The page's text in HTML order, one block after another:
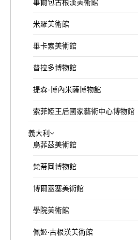
畢爾包古根漢美術館
米羅美術館
畢卡索美術館
普拉多博物館
提森-博內米薩博物館
索菲婭王后國家藝術中心博物館
義大利
烏菲茲美術館
梵蒂岡博物館
博爾蓋塞美術館
學院美術館
佩姬·古根漢美術館